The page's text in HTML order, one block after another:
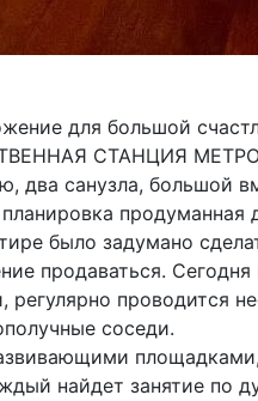
для большой
СТАНЦИЯ
два санузла, большой
было задумано
продаваться.
проводится
соседи.
найдет занятие по